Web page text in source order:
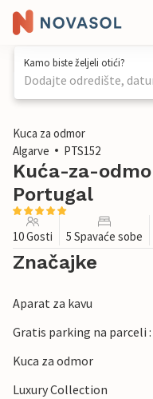
Kamo biste željeli otići?
Dodajte odredište,
1 / 24
Kuca za odmor
Algarve
PTS152
Kuća-za-
Portugal
10 Gosti 5 Spavaće sobe
Značajke
Aparat za kavu
Gratis parking na parceli
Kuca za odmor
Luxury Collection